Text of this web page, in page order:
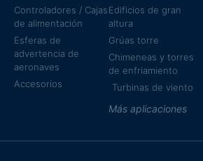
Controladores / Cajas
de alimentación
Esferas de
advertencia de
aeronaves
Accesorios
Edificios de gran
altura
Grúas torre
Chimeneas y torres
de enfriamiento
Turbinas de viento
Más aplicaciones